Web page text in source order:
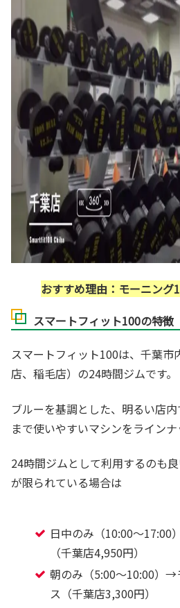
おすすめ理由：モーニング
スマートフィット100の特徴
スマートフィット100は、千葉市
店、稲毛店）の24時間ジムです。
ブルーを基調とした、明るい店
まで使いやすいマシンをラインナ
24時間ジムとして利用するのも
が限られている場合は
日中のみ（10:00～17:00
（千葉店4,950円）
朝のみ（5:00～10:00）→
ス（千葉店3,300円）